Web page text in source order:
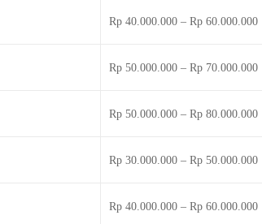
Rp 40.000.000 – Rp 60.000.000
Rp 50.000.000 – Rp 70.000.000
Rp 50.000.000 – Rp 80.000.000
Rp 30.000.000 – Rp 50.000.000
Rp 40.000.000 – Rp 60.000.000